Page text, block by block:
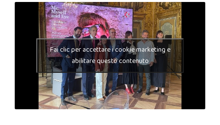
Fai clic per accettare i cookie marketing e
abilitare questo contenuto